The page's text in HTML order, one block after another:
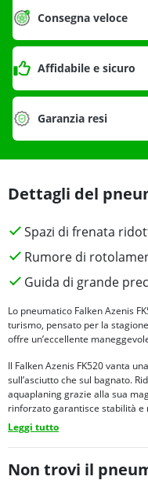
Consegna veloce
Affidabile e sicuro
Garanzia resi
Dettagli del
Spazi di frenata
Rumore di
Guida di grande
Lo pneumatico Falken Azenis
turismo, pensato per la
offre un’eccellente
Il Falken Azenis FK520 vanta
sull’asciutto che sul bagnato.
aquaplaning grazie alla sua
rinforzato garantisce stabilità e
che quando si affrontano le
eccellente su strade asciutte. Il
rotolamento estremamente
inoltre la tecnologia di un
carburante è ridotto grazie
Leggi tutto
Non trovi il